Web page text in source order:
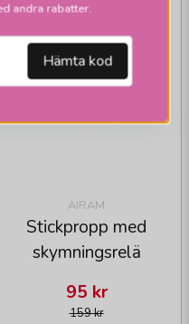
AIRAM
Stickpropp med
skymningsrelä
159 kr
95 kr
andra rabatter.
Hämta kod